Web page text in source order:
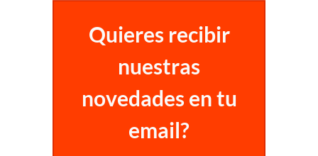
Quieres recibir
nuestras
novedades en tu
email?